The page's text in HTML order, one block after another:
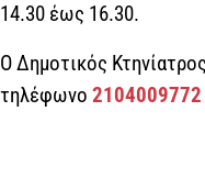
14.30 έως 16.30.
Ο Δημοτικός
τηλέφωνο 2104009772